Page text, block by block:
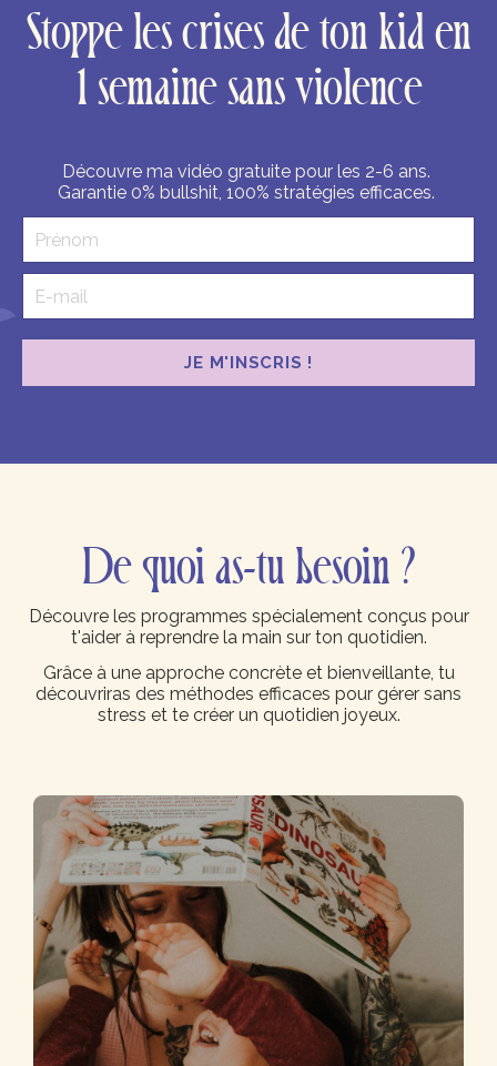
Stoppe les crises de ton kid en
1 semaine sans violence
Découvre ma vidéo gratuite pour les 2-6 ans.
Garantie 0% bullshit, 100% stratégies efficaces.
JE M'INSCRIS !
De quoi as-tu besoin ?
Découvre les programmes spécialement conçus pour
t'aider à reprendre la main sur ton quotidien.
Grâce à une approche concrète et bienveillante, tu
découvriras des méthodes efficaces pour gérer sans
stress et te créer un quotidien joyeux.